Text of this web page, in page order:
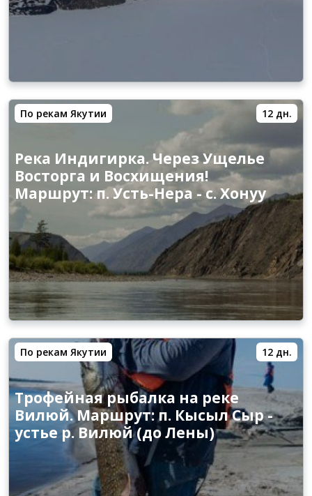
По рекам Якутии 12 дн.
Река Индигирка. Через Ущелье
Восторга и Восхищения!
Маршрут: п. Усть-Нера - с. Хонуу
По рекам Якутии 12 дн.
Трофейная рыбалка на реке
Вилюй. Маршрут: п. Кысыл Сыр -
устье р. Вилюй (до Лены)